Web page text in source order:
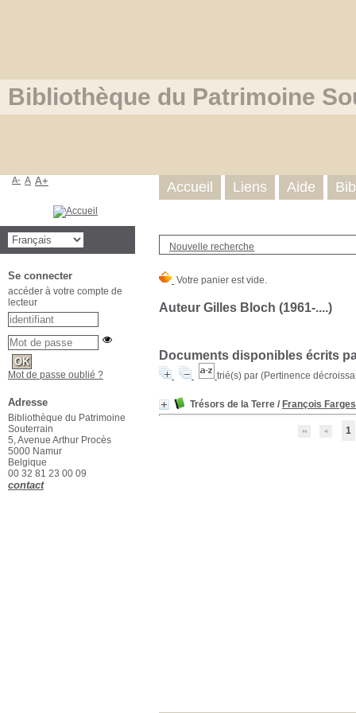
Bibliothèque du Patrimoine
Nouvelle recherche
Auteur Gilles Bloch (1961-....)
Documents disponibles écrits
trié(s) par (Pertinence
Trésors de la Terre / François Farges
1
Accueil Liens Aide
A- A A+
Se connecter
accéder à votre compte de
lecteur
Mot de passe oublié ?
Adresse
Bibliothèque du Patrimoine
Souterrain
5, Avenue Arthur Procès
5000 Namur
Belgique
00 32 81 23 00 09
contact